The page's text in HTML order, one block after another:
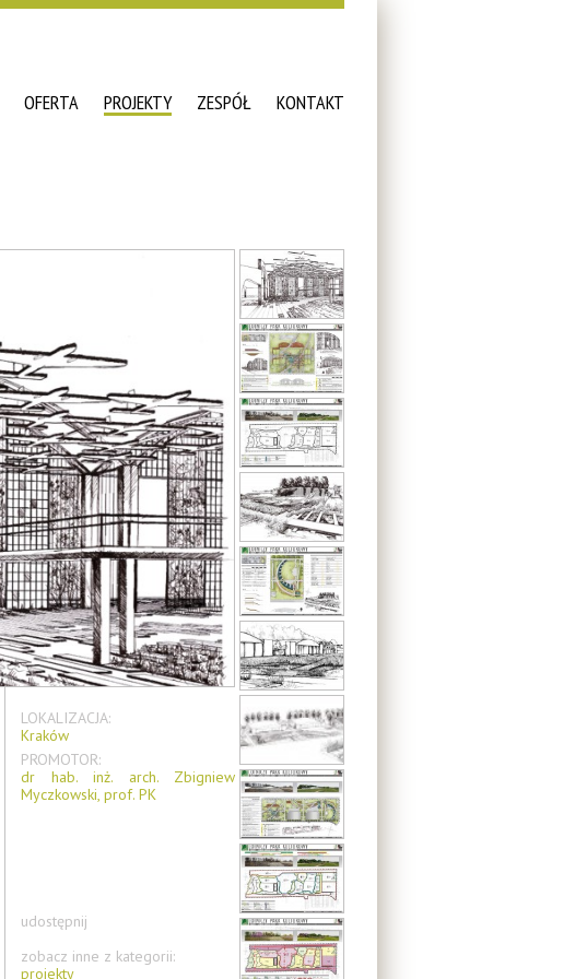
OFERTA PROJEKTY ZESPÓŁ KONTAKT
LOKALIZACJA:
Kraków
PROMOTOR:
dr hab. inż. arch. Zbigniew
Myczkowski, prof. PK
udostępnij
zobacz inne z kategorii:
projekty